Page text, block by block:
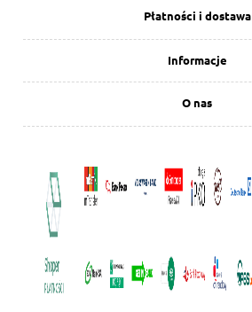
Płatności i dostawa
Informacje
O nas